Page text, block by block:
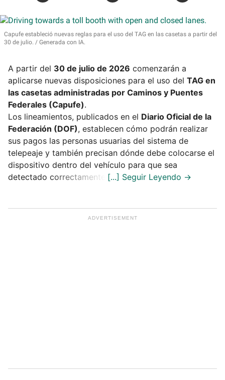
Capufe estableció nuevas reglas para el uso del TAG en las casetas a partir del
30 de julio.
Generada con IA.
A partir del 30 de julio de 2026 comenzarán a
aplicarse nuevas disposiciones para el uso del TAG en
las casetas administradas por Caminos y Puentes
Federales (Capufe).
Los lineamientos, publicados en el Diario Oficial de la
Federación (DOF), establecen cómo podrán realizar
sus pagos las personas usuarias del sistema de
telepeaje y también precisan dónde debe colocarse el
dispositivo dentro del vehículo para que sea
detectado correctamente.